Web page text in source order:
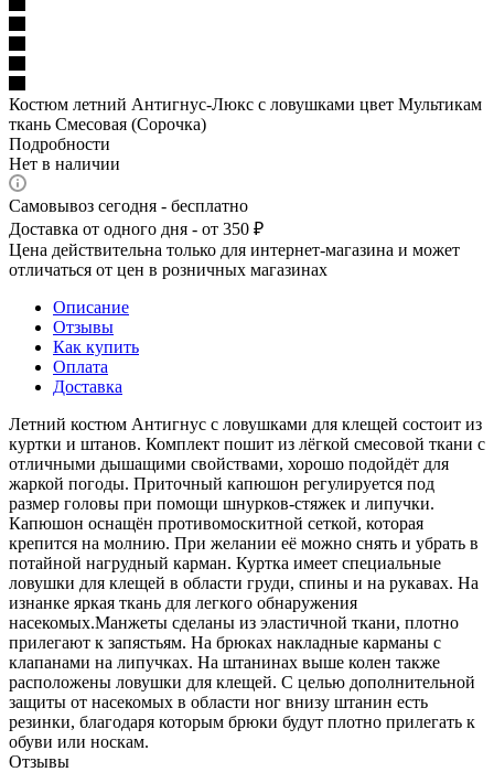
Костюм летний Антигнус-Люкс с ловушками цвет Мультикам
ткань Смесовая (Сорочка)
Подробности
Нет в наличии
Самовывоз сегодня - бесплатно
Доставка от одного дня - от 350 ₽
Цена действительна только для интернет-магазина и может
отличаться от цен в розничных магазинах
Описание
Отзывы
Как купить
Оплата
Доставка
Летний костюм Антигнус с ловушками для клещей состоит из
куртки и штанов. Комплект пошит из лёгкой смесовой ткани с
отличными дышащими свойствами, хорошо подойдёт для
жаркой погоды. Приточный капюшон регулируется под
размер головы при помощи шнурков-стяжек и липучки.
Капюшон оснащён противомоскитной сеткой, которая
крепится на молнию. При желании её можно снять и убрать в
потайной нагрудный карман. Куртка имеет специальные
ловушки для клещей в области груди, спины и на рукавах. На
изнанке яркая ткань для легкого обнаружения
насекомых.Манжеты сделаны из эластичной ткани, плотно
прилегают к запястьям. На брюках накладные карманы с
клапанами на липучках. На штанинах выше колен также
расположены ловушки для клещей. С целью дополнительной
защиты от насекомых в области ног внизу штанин есть
резинки, благодаря которым брюки будут плотно прилегать к
обуви или носкам.
Отзывы